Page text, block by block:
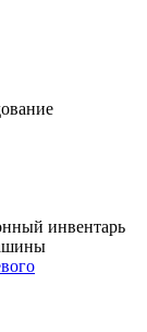
инвентарь